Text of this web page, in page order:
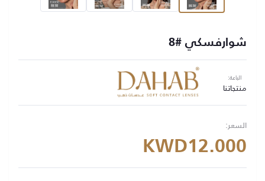
شوارفسكي #8
الباعة:
منتجاتنا
السعر:
KWD12.000